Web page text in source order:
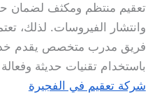
تعقيم منتظم ومكثف لضمان
وانتشار الفيروسات. لذلك،
فريق مدرب متخصص يقدم
باستخدام تقنيات حديثة
شركة تعقيم في الفجيرة